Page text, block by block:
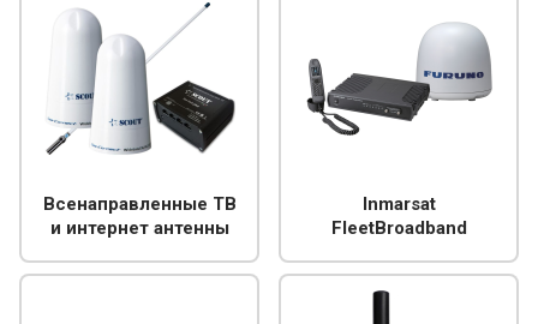
Всенаправленные ТВ
и интернет антенны
Inmarsat
FleetBroadband